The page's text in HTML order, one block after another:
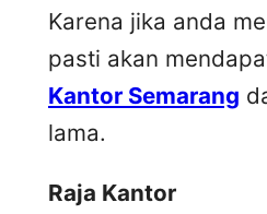
Karena jika anda
pasti akan
Kantor Semarang
lama.
Raja Kantor